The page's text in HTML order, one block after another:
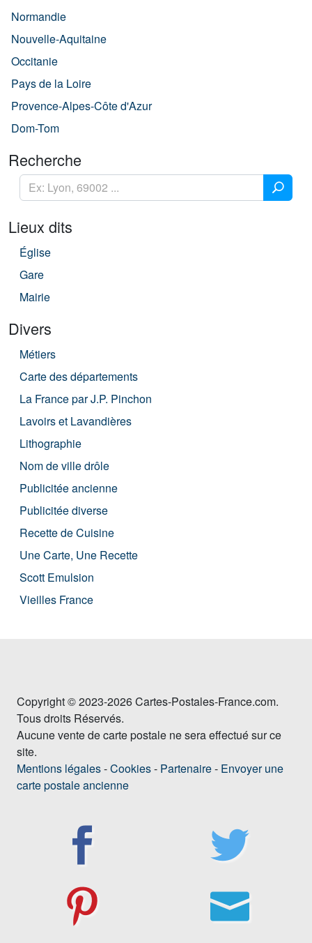
Normandie
Nouvelle-Aquitaine
Occitanie
Pays de la Loire
Provence-Alpes-Côte d'Azur
Dom-Tom
Recherche
Lieux dits
Église
Gare
Mairie
Divers
Métiers
Carte des départements
La France par J.P. Pinchon
Lavoirs et Lavandières
Lithographie
Nom de ville drôle
Publicitée ancienne
Publicitée diverse
Recette de Cuisine
Une Carte, Une Recette
Scott Emulsion
Vieilles France
Copyright © 2023-2026 Cartes-Postales-France.com.
Tous droits Réservés.
Aucune vente de carte postale ne sera effectué sur ce
site.
Mentions légales-Cookies- Partenaire- Envoyer une
carte postale ancienne